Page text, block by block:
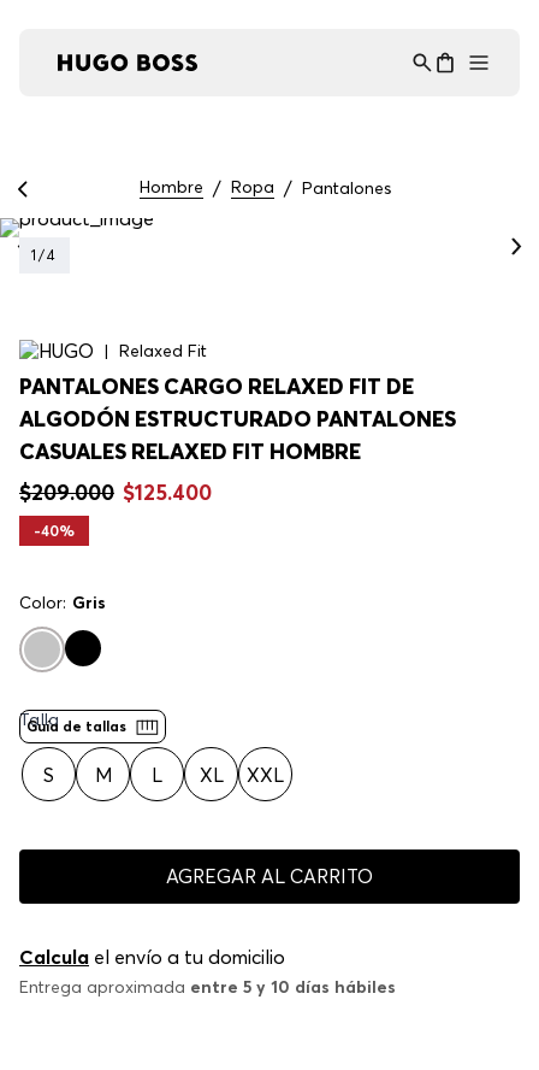
Hombre Ropa Pantalones
1 /4
Relaxed Fit
PANTALONES CARGO RELAXED FIT DE
ALGODÓN ESTRUCTURADO PANTALONES
CASUALES RELAXED FIT HOMBRE
$209.000 $125.400
-40%
Color: Gris
Guía de tallas
Talla
S M L XL XXL
AGREGAR AL CARRITO
Calcula el envío a tu domicilio
Entrega aproximada entre 5 y 10 días hábiles
Asistente Virtual
en línea ⋮